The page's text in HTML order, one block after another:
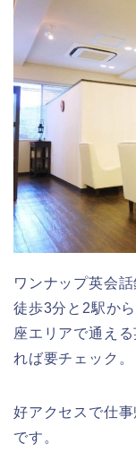
ワンナップ英会
徒歩3分と2駅か
座エリアで通え
れば要チェック。
好アクセスで仕
です。